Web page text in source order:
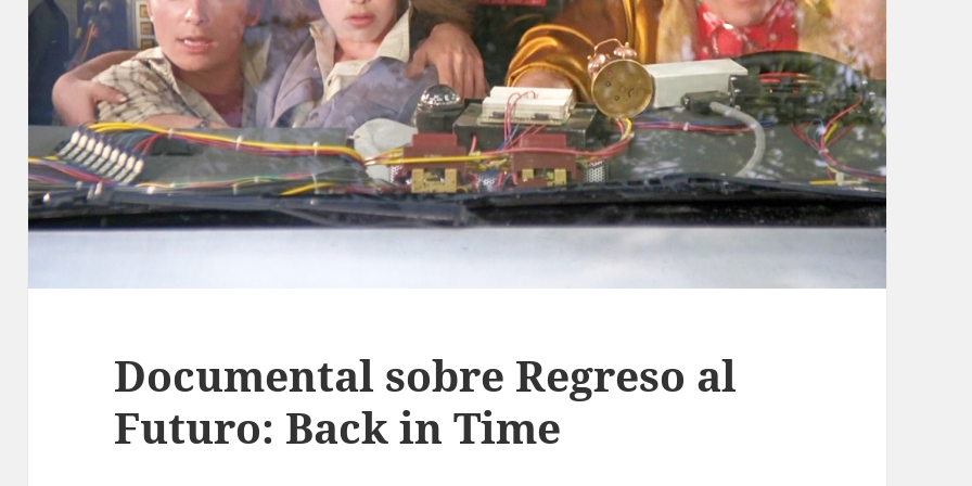
Documental sobre Regreso al
Futuro: Back in Time